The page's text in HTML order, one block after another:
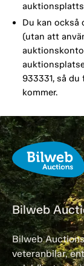
Du kan också
(utan att
933331, så
kommer.
Bilweb
Bilweb
veteranbilar,